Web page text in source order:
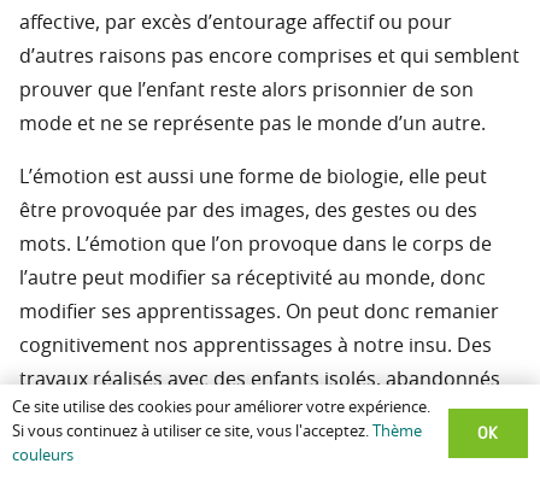
affective, par excès d’entourage affectif ou pour
d’autres raisons pas encore comprises et qui semblent
prouver que l’enfant reste alors prisonnier de son
mode et ne se représente pas le monde d’un autre.
L’émotion est aussi une forme de biologie, elle peut
être provoquée par des images, des gestes ou des
mots. L’émotion que l’on provoque dans le corps de
l’autre peut modifier sa réceptivité au monde, donc
modifier ses apprentissages. On peut donc remanier
cognitivement nos apprentissages à notre insu. Des
travaux réalisés avec des enfants isolés, abandonnés
montrent qu’ils ne parlent que des moments
relationnels. Lorsqu’ils sont passés dans des moments
Ce site utilise des cookies pour améliorer votre expérience.
Si vous continuez à utiliser ce site, vous l'acceptez.
Thème
couleurs
OK